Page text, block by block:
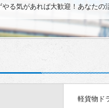
やる気があれば大歓迎！あなたの
軽貨物ド